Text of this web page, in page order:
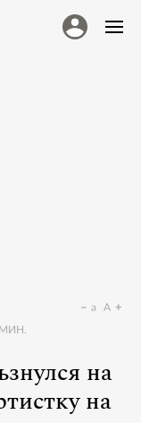
МИН.
a A
на
на